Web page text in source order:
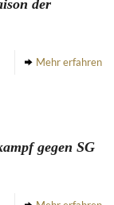
der
Mehr erfahren
gegen SG